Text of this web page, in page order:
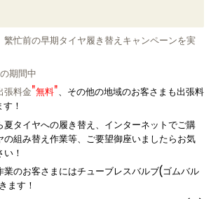
繁忙前の早期タイヤ履き替えキャンペーンを実
期間中
張料金 "無料" 、その他の地域のお客さまも出張料
！
夏タイヤへの履き替え、インターネットでご購
の組み替え作業等、ご要望御座いましたらお気
！
業のお客さまにはチューブレスバルブ(ゴムバル
ます！